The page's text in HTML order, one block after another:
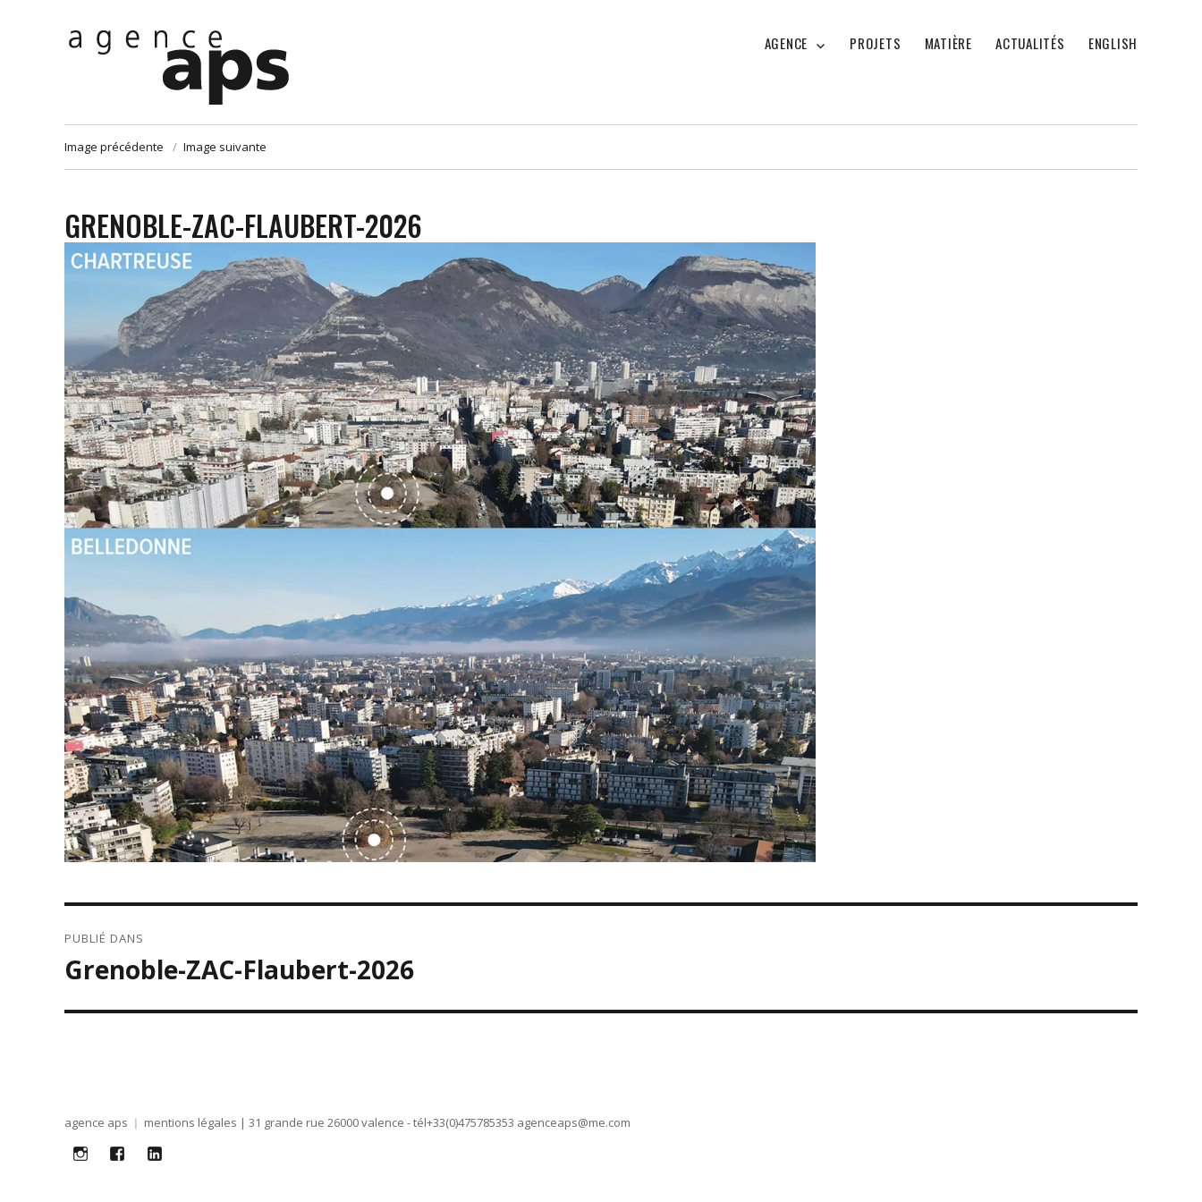
AGENCE PROJETS MATIÈRE ACTUALITÉS ENGLISH
Image précédente Image suivante
GRENOBLE-ZAC-FLAUBERT-2026
DE
L’ARTICLE
PUBLIÉ DANS
Grenoble-ZAC-Flaubert-2026
agence aps mentions légales | 31 grande rue 26000 valence - tél+33(0)475785353 agenceaps@me.com